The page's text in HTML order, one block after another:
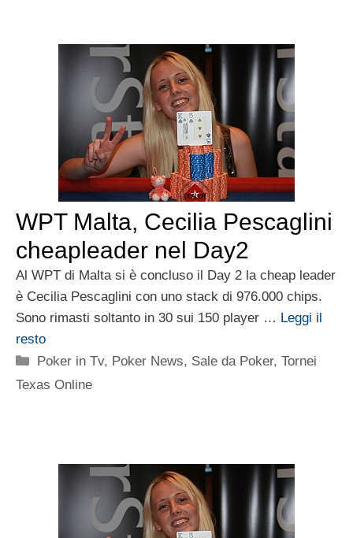
WPT Malta, Cecilia Pescaglini
cheapleader nel Day2
Al WPT di Malta si è concluso il Day 2 la cheap leader
è Cecilia Pescaglini con uno stack di 976.000 chips.
Sono rimasti soltanto in 30 sui 150 player … Leggi il
resto
Categorie
Poker in Tv, Poker News, Sale da Poker,Tornei
Texas Online